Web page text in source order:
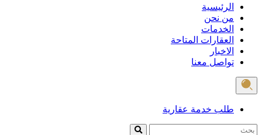
الرئيسية
من نحن
الخدمات
العقارات المتاحة
الاخبار
تواصل معنا
طلب خدمة عقارية